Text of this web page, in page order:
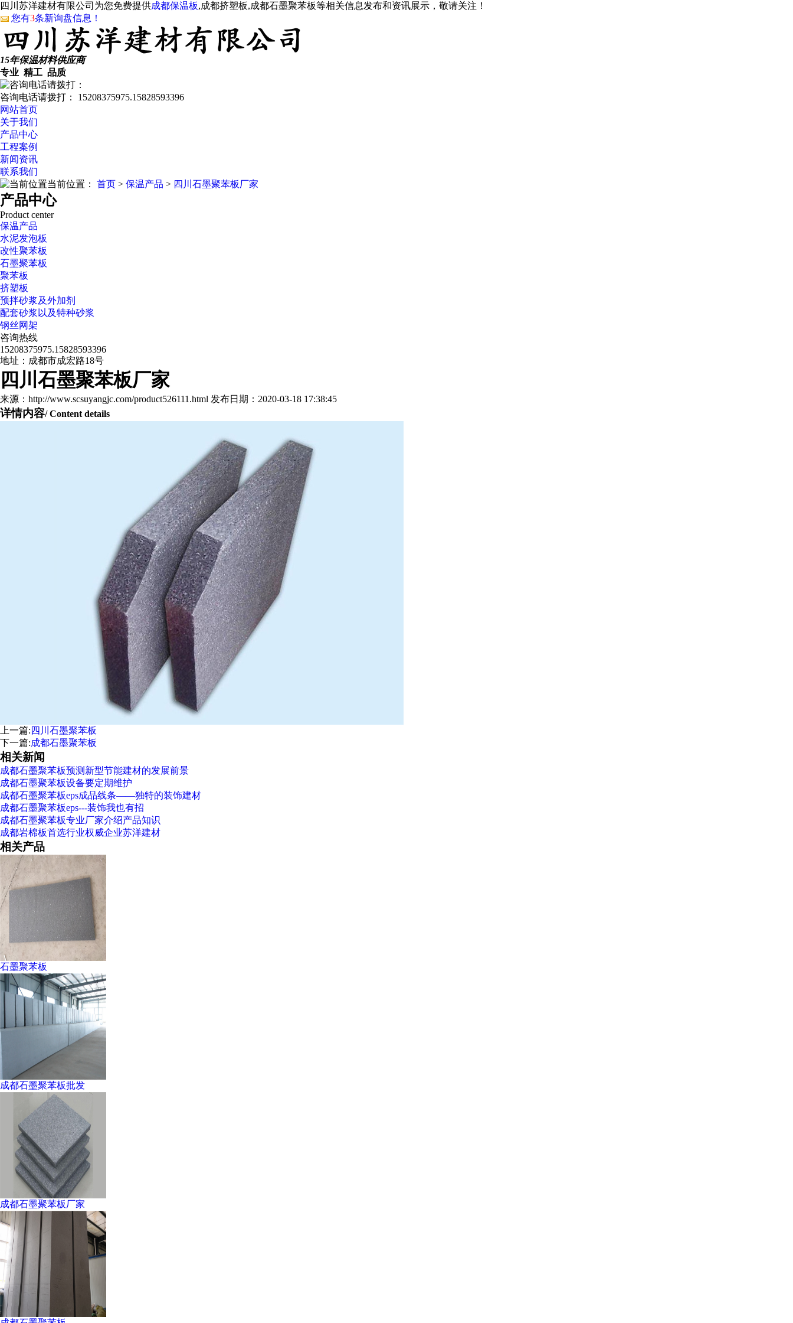
四川苏洋建材有限公司为您免费提供成都保温板,成都挤塑板,成都石墨聚苯板等相关信息发布和资讯展示，敬请关注！
您有3条新询盘信息！
15年保温材料供应商
专业 精工 品质
咨询电话请拨打： 15208375975.15828593396
网站首页
关于我们
产品中心
工程案例
新闻资讯
联系我们
当前位置： 首页 > 保温产品 > 四川石墨聚苯板厂家
产品中心
Product center
保温产品
水泥发泡板
改性聚苯板
石墨聚苯板
聚苯板
挤塑板
预拌砂浆及外加剂
配套砂浆以及特种砂浆
钢丝网架
咨询热线
15208375975.15828593396
地址：成都市成宏路18号
四川石墨聚苯板厂家
来源：http://www.scsuyangjc.com/product526111.html 发布日期：2020-03-18 17:38:45
详情内容/ Content details
上一篇: 四川石墨聚苯板
下一篇:成都石墨聚苯板
相关新闻
成都石墨聚苯板预测新型节能建材的发展前景
成都石墨聚苯板设备要定期维护
成都石墨聚苯板eps成品线条——独特的装饰建材
成都石墨聚苯板eps---装饰我也有招
成都石墨聚苯板专业厂家介绍产品知识
成都岩棉板首选行业权威企业苏洋建材
相关产品
石墨聚苯板
成都石墨聚苯板批发
成都石墨聚苯板厂家